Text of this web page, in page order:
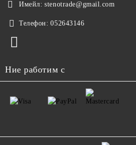
Имейл: stenotrade@gmail.com
Телефон: 052643146
Ние работим с